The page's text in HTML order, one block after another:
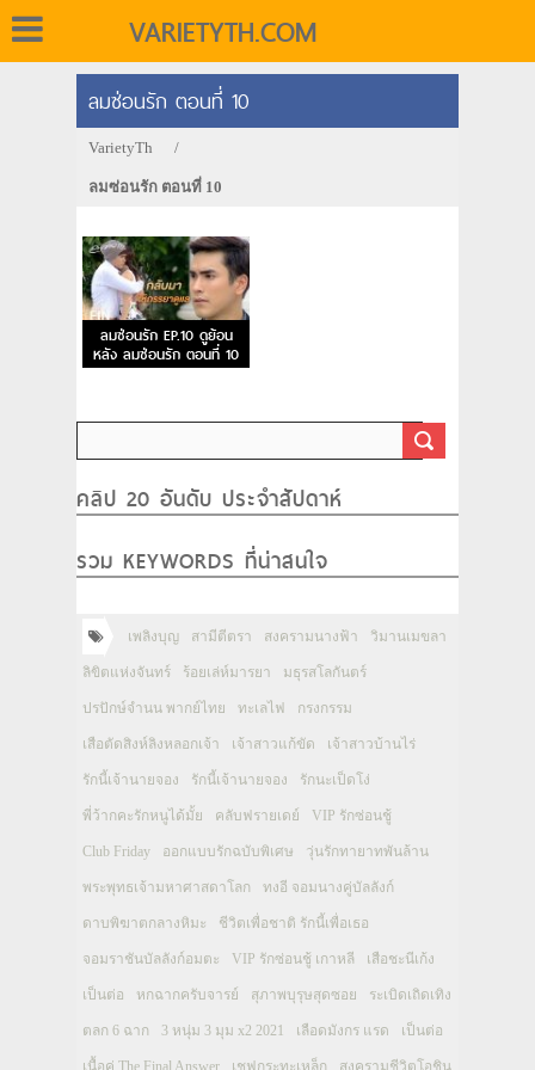
VARIETYTH.COM
ลมซ่อนรัก ตอนที่ 10
VarietyTh /
ลมซ่อนรัก ตอนที่ 10
ลมซ่อนรัก EP.10 ดูย้อน
หลัง ลมซ่อนรัก ตอนที่ 10
คลิป 20 อันดับ ประจำสัปดาห์
รวม KEYWORDS ที่น่าสนใจ
เพลิงบุญ สามีตีตรา สงครามนางฟ้า วิมานเมขลา
ลิขิตแห่งจันทร์ ร้อยเล่ห์มารยา มธุรสโลกันตร์
ปรปักษ์จำนน พากย์ไทย ทะเลไฟ กรงกรรม
เสือตัดสิงห์ลิงหลอกเจ้า เจ้าสาวแก้ขัด เจ้าสาวบ้านไร่
รักนี้เจ้านายจอง รักนี้เจ้านายจอง รักนะเป็ดโง่
พี่ว้ากคะรักหนูได้มั้ย คลับฟรายเดย์ VIP รักซ่อนชู้
Club Friday ออกแบบรักฉบับพิเศษ วุ่นรักทายาทพันล้าน
พระพุทธเจ้ามหาศาสดาโลก ทงอี จอมนางคู่บัลลังก์
ดาบพิฆาตกลางหิมะ ชีวิตเพื่อชาติ รักนี้เพื่อเธอ
จอมราชันบัลลังก์อมตะ VIP รักซ่อนชู้ เกาหลี เสือชะนีเก้ง
เป็นต่อ หกฉากครับจารย์ สุภาพบุรุษสุดซอย ระเบิดเถิดเทิง
ตลก 6 ฉาก 3 หนุ่ม 3 มุม x2 2021 เลือดมังกร แรด เป็นต่อ
เนื้อคู่ The Final Answer เชฟกระทะเหล็ก สงครามชีวิตโอชิน